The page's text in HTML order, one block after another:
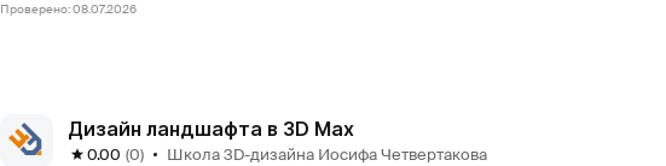
Проверено: 08.07.2026
Дизайн ландшафта в 3D Max
0.00 (0) Школа 3D-дизайна Иосифа Четвертакова